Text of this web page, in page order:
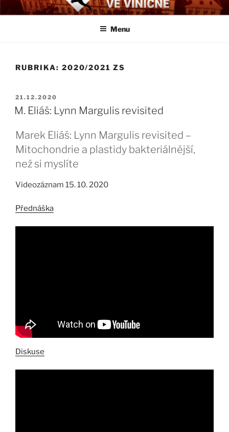
k
BIOLOGICKÉ ČTVRTKY VE
Určeno všem zájemcům o evoluci a obecnější biologická témata
Menu
RUBRIKA: 2020/2021 ZS
PUBLIKOVÁNO
21.12.2020
M. Eliáš: Lynn Margulis revisited
Marek Eliáš: Lynn Margulis revisited –
Mitochondrie a plastidy bakteriálnější,
než si myslíte
Videozáznam 15. 10. 2020
Přednáška
Diskuse